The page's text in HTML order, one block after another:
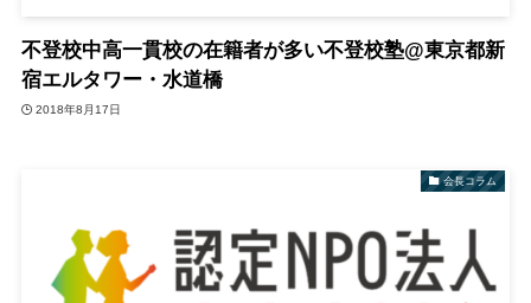
不登校中高一貫校の在籍者が多い不登校塾@東京都新
宿エルタワー・水道橋
2018年8月17日
会長コラム